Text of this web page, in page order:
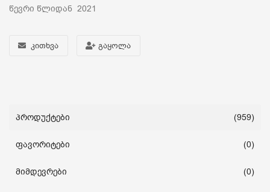
საზაფხულო პროდუქცია
საბავშვო
წევრი წლიდან 2021
კითხვა გაყოლა
პროდუქტები (959)
ფავორიტები (0)
მიმდევრები (0)